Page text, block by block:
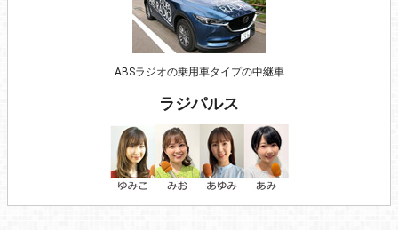
ABSラジオの乗用車タイプの中継車
ラジパルス